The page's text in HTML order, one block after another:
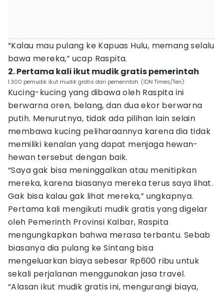
“Kalau mau pulang ke Kapuas Hulu, memang selalu
bawa mereka,” ucap Raspita.
2. Pertama kali ikut mudik gratis pemerintah
1.300 pemudik ikut mudik gratis dari pemerintah. (IDN Times/Teri):
Kucing-kucing yang dibawa oleh Raspita ini
berwarna oren, belang, dan dua ekor berwarna
putih. Menurutnya, tidak ada pilihan lain selain
membawa kucing peliharaannya karena dia tidak
memiliki kenalan yang dapat menjaga hewan-
hewan tersebut dengan baik.
“Saya gak bisa meninggalkan atau menitipkan
mereka, karena biasanya mereka terus saya lihat.
Gak bisa kalau gak lihat mereka,” ungkapnya.
Pertama kali mengikuti mudik gratis yang digelar
oleh Pemerinth Provinsi Kalbar, Raspita
mengungkapkan bahwa merasa terbantu. Sebab
biasanya dia pulang ke Sintang bisa
mengeluarkan biaya sebesar Rp600 ribu untuk
sekali perjalanan menggunakan jasa travel.
“Alasan ikut mudik gratis ini, mengurangi biaya,